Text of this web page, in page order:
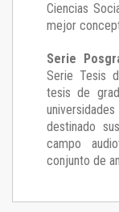
Ciencias
mejor
Serie
Serie Tesis
tesis de
destinado
campo
conjunto de